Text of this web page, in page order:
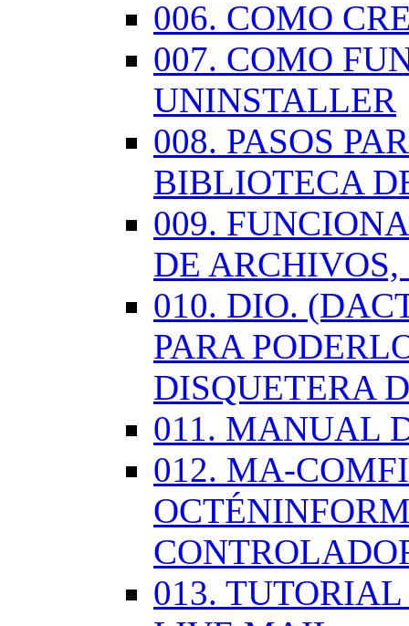
006. COMO
007. COMO
UNINSTALLER
008. PASOS
BIBLIOTECA
009.
DE
010. DIO.
PARA
DISQUETERA
011. MANUAL
012. MA-
013.